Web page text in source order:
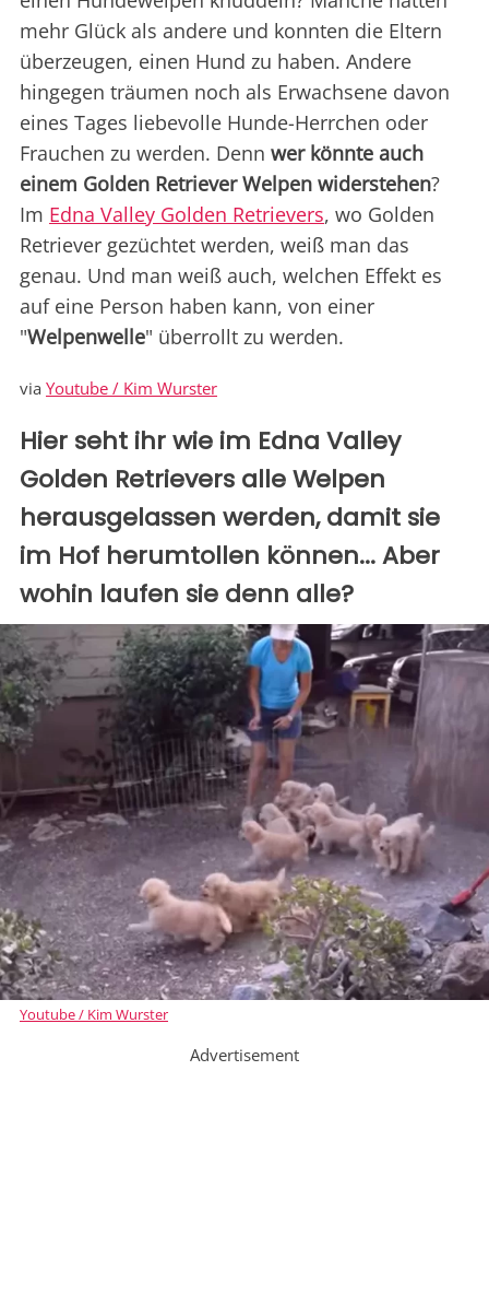
mehr Glück als andere und konnten die Eltern
überzeugen, einen Hund zu haben. Andere
hingegen träumen noch als Erwachsene davon
eines Tages liebevolle Hunde-Herrchen oder
Frauchen zu werden. Denn wer könnte auch
einem Golden Retriever Welpen widerstehen?
Im Edna Valley Golden Retrievers, wo Golden
Retriever gezüchtet werden, weiß man das
genau. Und man weiß auch, welchen Effekt es
auf eine Person haben kann, von einer
"Welpenwelle" überrollt zu werden.
via Youtube / Kim Wurster
Hier seht ihr wie im Edna Valley
Golden Retrievers alle Welpen
herausgelassen werden, damit sie
im Hof herumtollen können... Aber
wohin laufen sie denn alle?
Youtube / Kim Wurster
Advertisement